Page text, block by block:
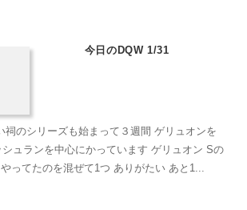
今日のDQW 1/31
祠のシリーズも始まって３週間 ゲリュオンを
ュランを中心にかっています ゲリュオン Sの
ってたのを混ぜて1つ ありがたい あと1...